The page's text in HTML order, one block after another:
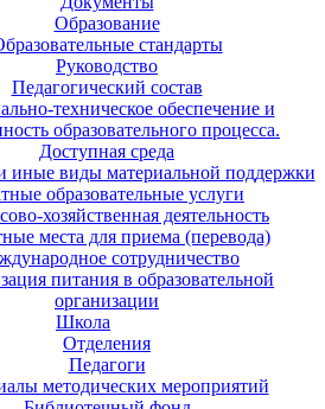
Образование
стандарты
Руководство
Педагогический состав
техническое обеспечение и
образовательного процесса.
Доступная среда
иные виды материальной поддержки
образовательные услуги
хозяйственная деятельность
места для приема (перевода)
сотрудничество
питания в образовательной
организации
Школа
Отделения
Педагоги
методических мероприятий